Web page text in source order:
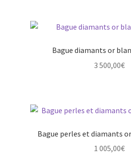
Bague diamants or
3 500,00€
Bague perles et diamants
1 005,00€